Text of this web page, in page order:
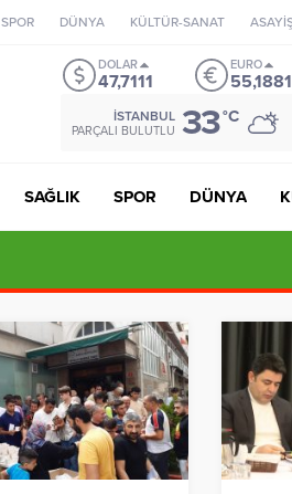
SPOR DÜNYA KÜLTÜR-SANAT
DOLAR
47,7111
EURO
55,1881
İSTANBUL
PARÇALI BULUTLU 33°C
SAĞLIK SPOR DÜNYA